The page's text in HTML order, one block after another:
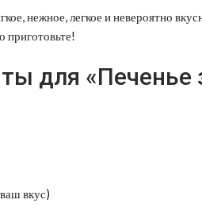
нежное, легкое и невероятно
приготовьте!
для «Печенье
вкус)